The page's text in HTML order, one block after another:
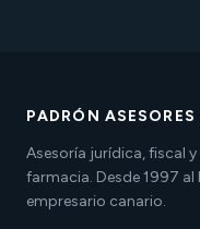
PADRÓN ASESORES
Asesoría jurídica, fiscal
farmacia. Desde 1997
empresario canario.